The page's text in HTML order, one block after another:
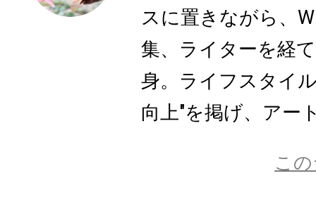
スに置きながら、
集、ライターを経
身。ライフスタイ
向上"を掲げ、アー
こ